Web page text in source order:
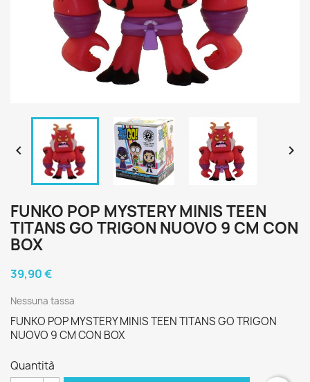
 
FUNKO POP MYSTERY MINIS TEEN
TITANS GO TRIGON NUOVO 9 CM CON
BOX
39,90 €
Nessuna tassa
FUNKO POP MYSTERY MINIS TEEN TITANS GO TRIGON
NUOVO 9 CM CON BOX
Quantità